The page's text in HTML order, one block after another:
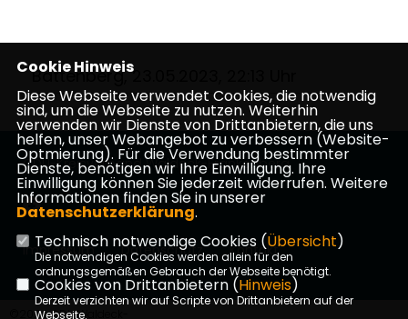
Battenberg, 23.05.2023, 22:13 Uhr
CDU-Kreisverband Waldeck-Frankenberg
Impressum Datenschutz Kontakt
©2026 CDU Waldeck-
Cookie Hinweis
Diese Webseite verwendet Cookies, die notwendig
sind, um die Webseite zu nutzen. Weiterhin
verwenden wir Dienste von Drittanbietern, die uns
helfen, unser Webangebot zu verbessern (Website-
Optmierung). Für die Verwendung bestimmter
Dienste, benötigen wir Ihre Einwilligung. Ihre
Einwilligung können Sie jederzeit widerrufen. Weitere
Informationen finden Sie in unserer
Datenschutzerklärung.
Technisch notwendige Cookies (Übersicht)
Die notwendigen Cookies werden allein für den
ordnungsgemäßen Gebrauch der Webseite benötigt.
Cookies von Drittanbietern (Hinweis)
Derzeit verzichten wir auf Scripte von Drittanbietern auf der
Webseite.